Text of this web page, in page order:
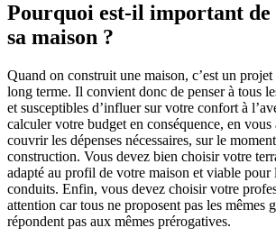
Pourquoi est-il important
sa maison ?
Quand on construit une maison, c’est un
long terme. Il convient donc de penser à tous
et susceptibles d’influer sur votre confort à
calculer votre budget en conséquence, en
couvrir les dépenses nécessaires, sur le
construction. Vous devez bien choisir votre
adapté au profil de votre maison et viable pour
conduits. Enfin, vous devez choisir votre
attention car tous ne proposent pas les mêmes
répondent pas aux mêmes prérogatives.